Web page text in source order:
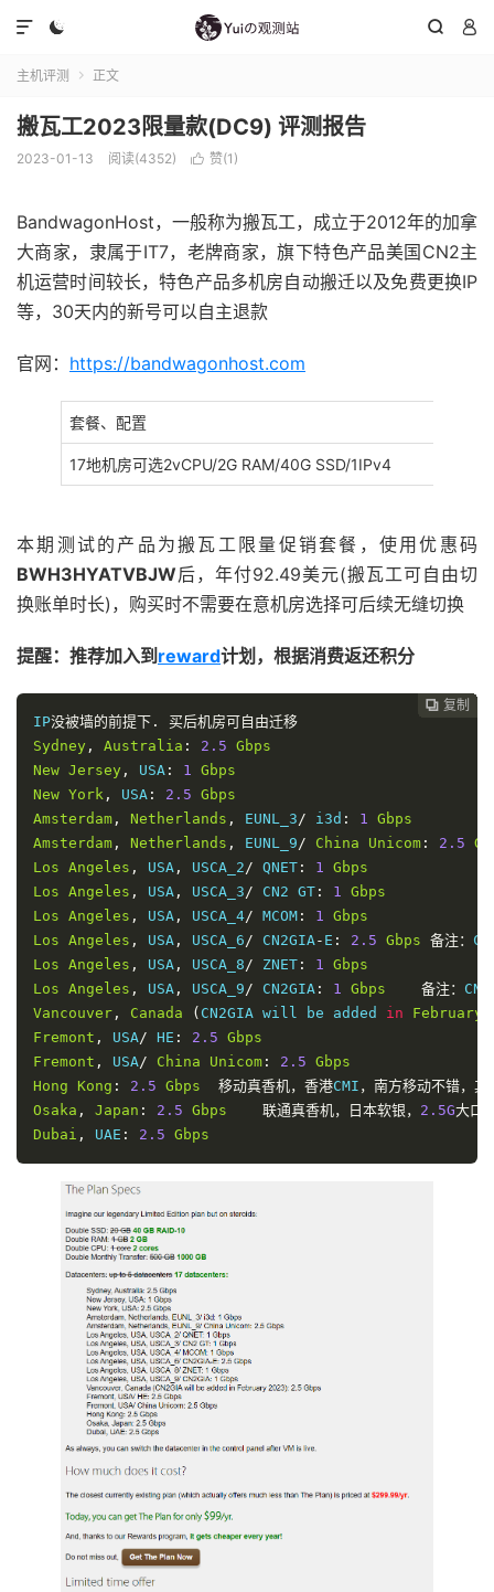
  

主机评测  正文
搬瓦工2023限量款(DC9) 评测报告
2023-01-13 阅读(4352)  赞(1 )
BandwagonHost，一般称为搬瓦工，成立于2012年的加拿
大商家，隶属于IT7，老牌商家，旗下特色产品美国CN2主
机运营时间较长，特色产品多机房自动搬迁以及免费更换IP
等，30天内的新号可以自主退款
官网： https://bandwagonhost.com
套餐、配置
17地机房可选2vCPU/2G RAM/40G SSD/1IPv4
本期测试的产品为搬瓦工限量促销套餐，使用优惠码
BWH3HYATVBJW后，年付92.49美元(搬瓦工可自由切
换账单时长)，购买时不需要在意机房选择可后续无缝切换
提醒：推荐加入到reward计划，根据消费返还积分
 复制
 复制
 复制
 复制
 复制
 复制
 复制
 复制
 复制
 复制
 复制
 复制
 复制
 复制
 复制
IP没被墙的前提下.
买后机房可自由迁移
Sydney , Australia : 2.5 Gbps
New Jersey , USA : 1 Gbps
New York , USA : 2.5 Gbps
Amsterdam , Netherlands , EUNL_3/ i3d : 1 Gbps
Amsterdam , Netherlands , EUNL_9/ China Unicom : 2.5
Los Angeles , USA , USCA_2/ QNET : 1 Gbps
Los Angeles , USA , USCA_3/ CN2 GT : 1 Gbps
Los Angeles , USA , USCA_4/ MCOM : 1 Gbps
Los Angeles , USA , USCA_6/ CN2GIA- E : 2.5 Gbps 备注：
Los Angeles , USA , USCA_8/ ZNET : 1 Gbps
Los Angeles , USA , USCA_9/ CN2GIA : 1 Gbps 备注： CN2
Vancouver , Canada ( CN2GIA will be added in February
Fremont , USA/ HE : 2.5 Gbps
Fremont , USA/ China Unicom : 2.5 Gbps
Hong Kong : 2.5 Gbps 移动真香机，香港CMI ，南方移动不错，
Osaka , Japan : 2.5 Gbps 联通真香机，日本软银， 2.5G大口
Dubai , UAE : 2.5 Gbps